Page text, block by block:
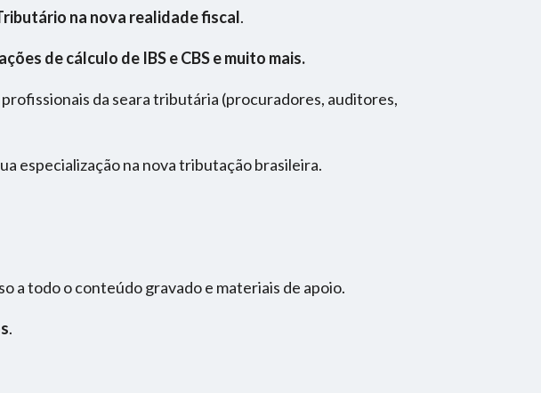
na nova realidade fiscal.
de cálculo de IBS e CBS e muito mais.
da seara tributária (procuradores, auditores,
especialização na nova tributação brasileira.
a todo o conteúdo gravado e materiais de apoio.
.